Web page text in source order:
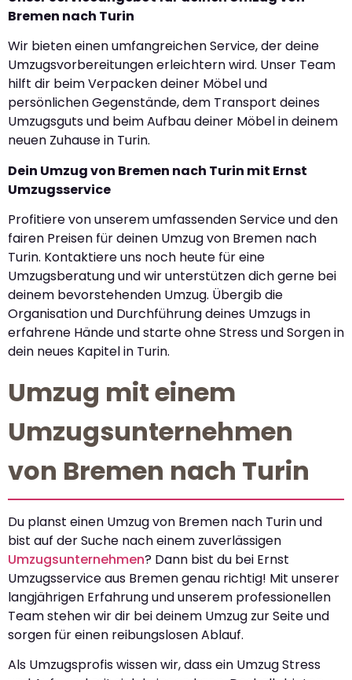
Bremen nach Turin
Wir bieten einen umfangreichen Service, der deine
Umzugsvorbereitungen erleichtern wird. Unser Team
hilft dir beim Verpacken deiner Möbel und
persönlichen Gegenstände, dem Transport deines
Umzugsguts und beim Aufbau deiner Möbel in deinem
neuen Zuhause in Turin.
Dein Umzug von Bremen nach Turin mit Ernst
Umzugsservice
Profitiere von unserem umfassenden Service und den
fairen Preisen für deinen Umzug von Bremen nach
Turin. Kontaktiere uns noch heute für eine
Umzugsberatung und wir unterstützen dich gerne bei
deinem bevorstehenden Umzug. Übergib die
Organisation und Durchführung deines Umzugs in
erfahrene Hände und starte ohne Stress und Sorgen in
dein neues Kapitel in Turin.
Umzug mit einem
Umzugsunternehmen
von Bremen nach Turin
Du planst einen Umzug von Bremen nach Turin und
bist auf der Suche nach einem zuverlässigen
Umzugsunternehmen? Dann bist du bei Ernst
Umzugsservice aus Bremen genau richtig! Mit unserer
langjährigen Erfahrung und unserem professionellen
Team stehen wir dir bei deinem Umzug zur Seite und
sorgen für einen reibungslosen Ablauf.
Als Umzugsprofis wissen wir, dass ein Umzug Stress